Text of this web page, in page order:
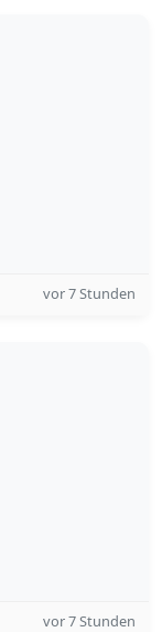
vor 7 Stunden
vor 7 Stunden